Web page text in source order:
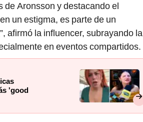
de Aronsson y destacando el
un estigma, es parte de un
afirmó la influencer, subrayando la
en eventos compartidos.
'good